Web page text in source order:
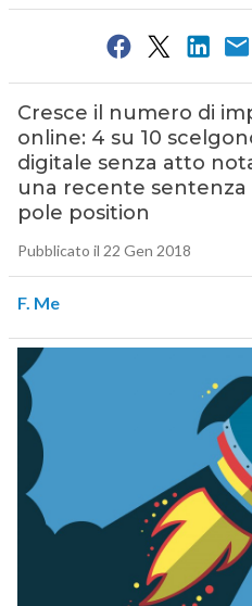
Cresce il numero di
online: 4 su 10
digitale senza atto
una recente sentenza
pole position
Pubblicato il 22 Gen 2018
F. Me